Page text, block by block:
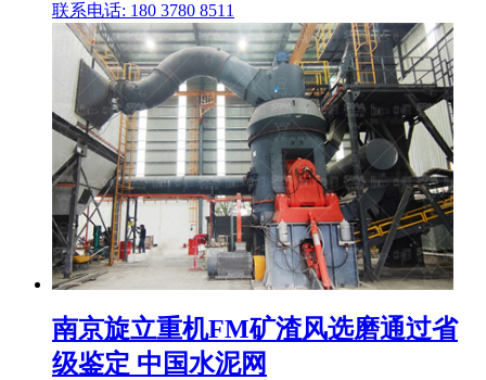
联系电话: 180 3780 8511
南京旋立重机FM矿渣风选磨通过省
级鉴定 中国水泥网